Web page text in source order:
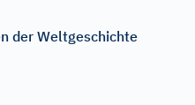
der Weltgeschichte